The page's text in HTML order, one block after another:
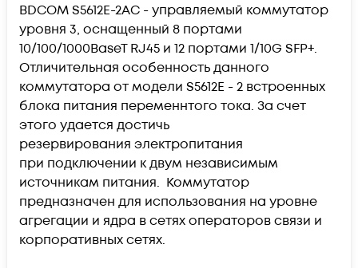
BDCOM S5612E-2AC - управляемый коммутатор
уровня 3, оснащенный 8 портами
10/100/1000BaseT RJ45 и 12 портами 1/10G SFP+.
Отличительная особенность данного
коммутатора от модели S5612E - 2 встроенных
блока питания переменнтого тока. За счет
этого удается достичь
резервирования электропитания
при подключении к двум независимым
источникам питания. Коммутатор
предназначен для использования на уровне
агрегации и ядра в сетях операторов связи и
корпоративных сетях.